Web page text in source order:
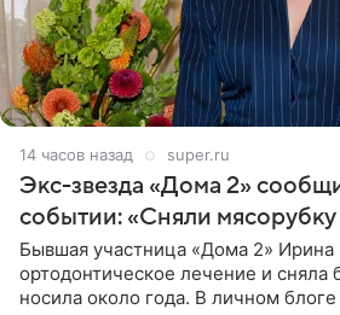
14 часов назад super.ru
Экс-звезда «Дома 2»
событии: «Сняли мясорубку
Бывшая участница «Дома 2»
ортодонтическое лечение и сняла
носила около года. В личном блоге